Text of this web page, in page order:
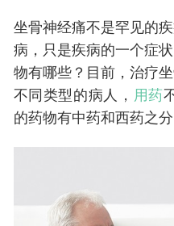
坐骨神经痛不是罕见的
病，只是疾病的一个症
物有哪些？目前，治疗
不同类型的病人， 用药
的药物有中药和西药之